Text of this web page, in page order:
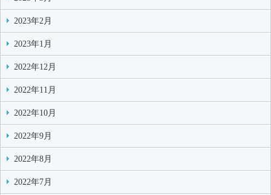
2023年2月
2023年1月
2022年12月
2022年11月
2022年10月
2022年9月
2022年8月
2022年7月